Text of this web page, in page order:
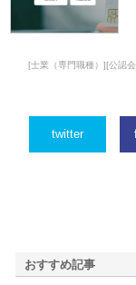
[士業（専門職種）][公認
twitter
おすすめ記事